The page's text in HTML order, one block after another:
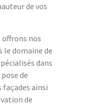
de vos
offrons nos
le domaine de
dans
de
ainsi
de